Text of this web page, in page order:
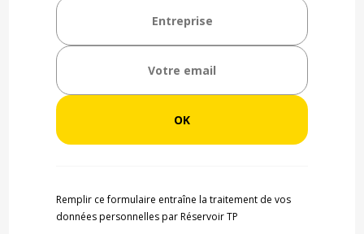
Remplir ce formulaire entraîne la traitement de vos
données personnelles par Réservoir TP